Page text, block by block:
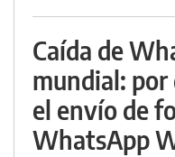
Caída de
mundial: por
el envío de
WhatsApp